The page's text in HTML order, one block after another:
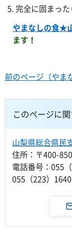
完全に固まった
やまなしの食★
ます！
前のページ（やま
このページに
山梨県総合県民
住所：〒400-
電話番号：055
055（223）1640